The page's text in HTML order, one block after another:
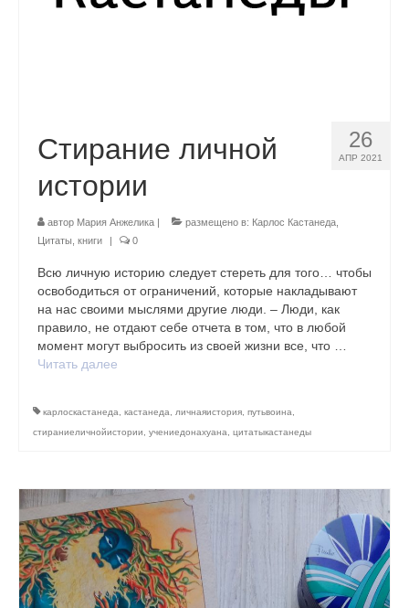
26
АПР 2021
Стирание личной
истории
автор Мария Анжелика | размещено в: Карлос Кастанеда
Цитаты, книги
| 0
Всю личную историю следует стереть для того… чтобы
освободиться от ограничений, которые накладывают
на нас своими мыслями другие люди. – Люди, как
правило, не отдают себе отчета в том, что в любой
момент могут выбросить из своей жизни все, что …
Читать далее
карлоскастанеда кастанеда личнаяистория путьвоина
стираниеличнойистории
учениедонахуана цитатыкастанеды